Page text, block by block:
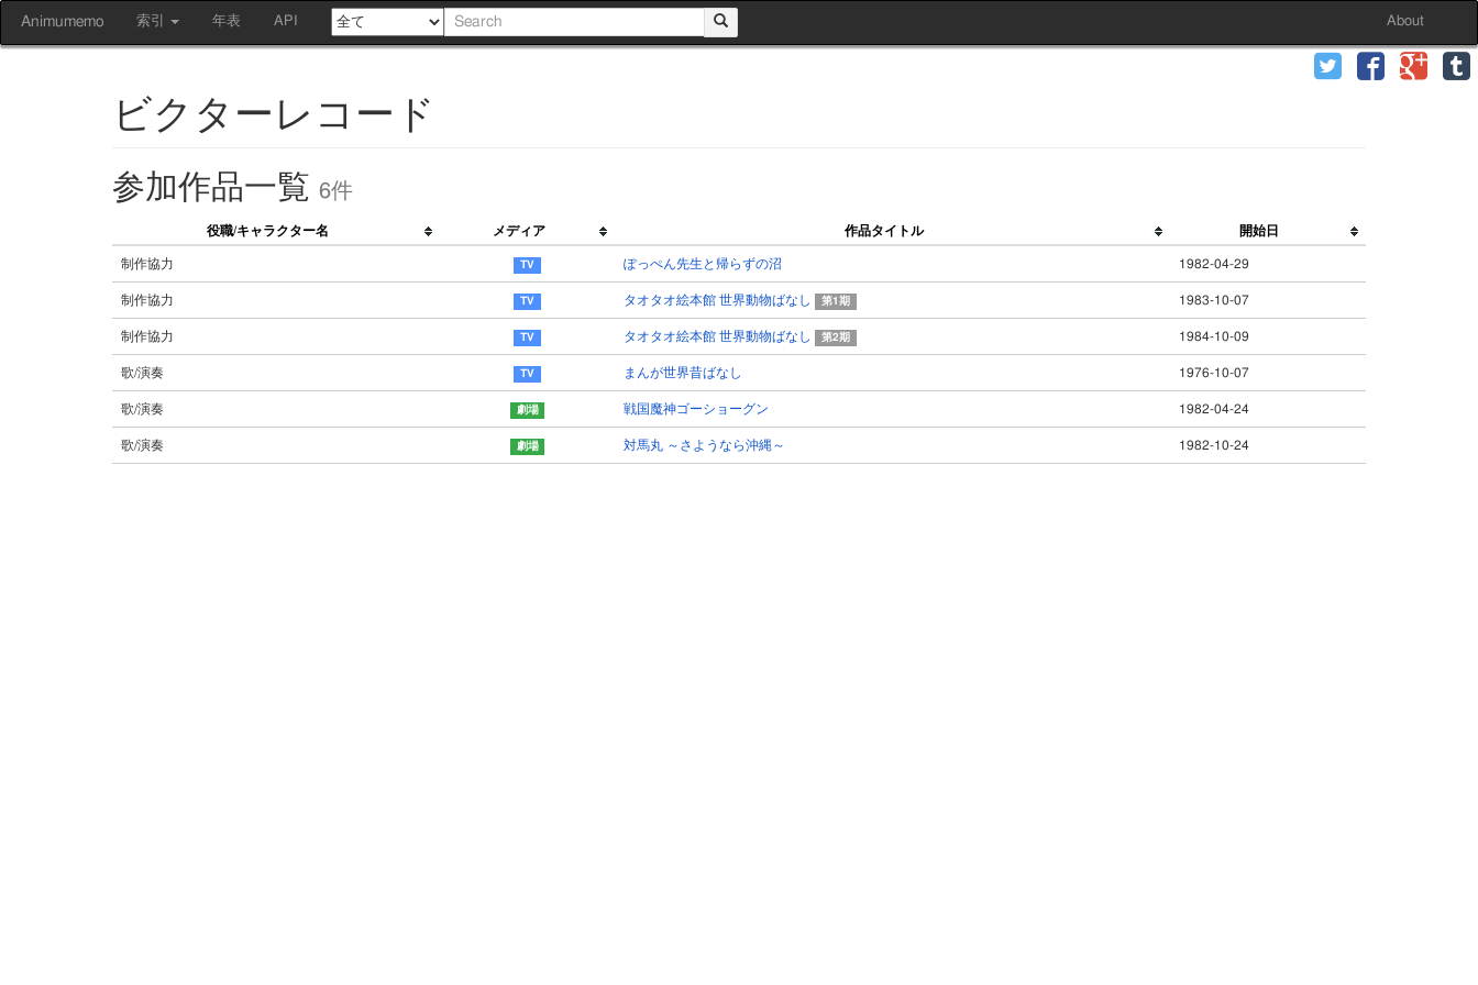
Animumemo 索引 年表 API About
ビクターレコード
参加作品一覧 6件
役職/キャラクター名 メディア 作品タイトル 開始日
制作協力 ぽっぺん先生と帰らずの沼 1982-04-29
制作協力 タオタオ絵本館 世界動物ばなし 第1期 1983-10-07
制作協力 タオタオ絵本館 世界動物ばなし 第2期 1984-10-09
歌/演奏 まんが世界昔ばなし 1976-10-07
歌/演奏 戦国魔神ゴーショーグン 1982-04-24
歌/演奏 対馬丸 ～さようなら沖縄～ 1982-10-24